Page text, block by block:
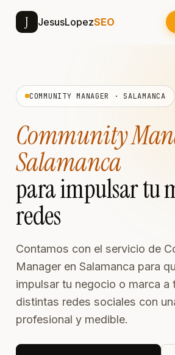
J JesusLopezSEO
COMMUNITY MANAGER · SALAMANCA
Community
Salamanca
para impulsar tu
redes
Contamos con el servicio de
Manager en Salamanca para
impulsar tu negocio o marca a
distintas redes sociales con
profesional y medible.